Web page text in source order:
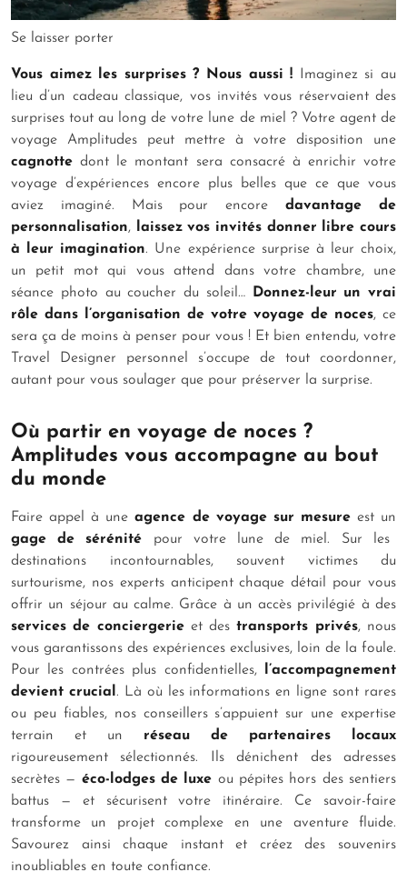
Se laisser porter
Vous aimez les surprises ? Nous aussi ! Imaginez si au
lieu d’un cadeau classique, vos invités vous réservaient des
surprises tout au long de votre lune de miel ? Votre agent de
voyage Amplitudes peut mettre à votre disposition une
cagnottedont le montant sera consacré à enrichir votre
voyage d’expériences encore plus belles que ce que vous
aviez imaginé. Mais pour encoredavantage de
personnalisation,
laissez vos invités donner libre cours
à leur imagination. Une expérience surprise à leur choix,
un petit mot qui vous attend dans votre chambre, une
séance photo au coucher du soleil…
Donnez-leur un vrai
rôle dans l’organisation de votre voyage de noces, ce
sera ça de moins à penser pour vous ! Et bien entendu, votre
Travel Designer personnel s’occupe de tout coordonner,
autant pour vous soulager que pour préserver la surprise.
Où partir en voyage de noces ?
Amplitudes vous accompagne au bout
du monde
Faire appel à uneagence de voyage sur mesureest un
gage de sérénité pour votre lune de miel. Sur les
destinations incontournables, souvent victimes du
surtourisme, nos experts anticipent chaque détail pour vous
offrir un séjour au calme. Grâce à un accès privilégié à des
services de conciergerieet destransports privés, nous
vous garantissons des expériences exclusives, loin de la foule.
Pour les contrées plus confidentielles,l’accompagnement
devient crucial. Là où les informations en ligne sont rares
ou peu fiables, nos conseillers s’appuient sur une expertise
terrain et un réseau de partenaires locaux
rigoureusement sélectionnés. Ils dénichent des adresses
secrètes — éco-lodges de luxe ou pépites hors des sentiers
battus — et sécurisent votre itinéraire. Ce savoir-faire
transforme un projet complexe en une aventure fluide.
Savourez ainsi chaque instant et créez des souvenirs
inoubliables en toute confiance.